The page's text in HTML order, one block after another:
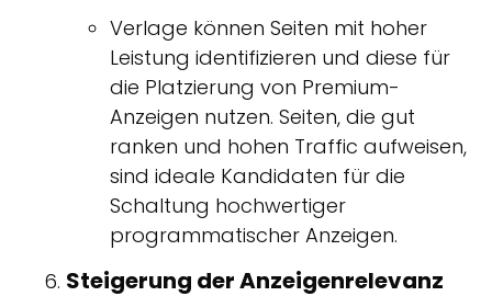
Verlage können Seiten mit hoher
Leistung identifizieren und diese für
die Platzierung von Premium-
Anzeigen nutzen. Seiten, die gut
ranken und hohen Traffic aufweisen,
sind ideale Kandidaten für die
Schaltung hochwertiger
programmatischer Anzeigen.
Steigerung der Anzeigenrelevanz